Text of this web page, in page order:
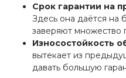
Срок гарантии на
Здесь она даётся на
заверяют множество
Износостойкость
вытекает из
давать большую